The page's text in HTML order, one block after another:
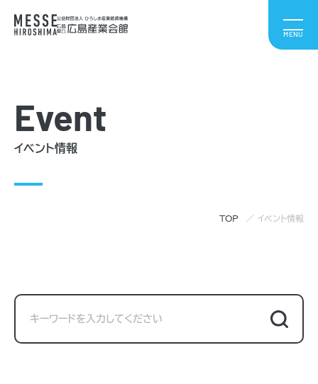
Event
イベント情報
TOP イベント情報